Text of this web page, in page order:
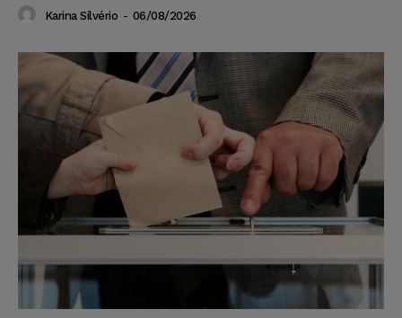
Karina Silvério - 06/08/2026